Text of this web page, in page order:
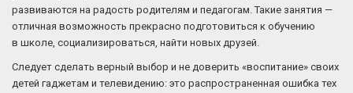
развиваются на радость родителям и педагогам. Такие занятия —
отличная возможность прекрасно подготовиться к обучению
в школе, социализироваться, найти новых друзей.
Следует сделать верный выбор и не доверить «воспитание» своих
детей гаджетам и телевидению: это распространенная ошибка тех